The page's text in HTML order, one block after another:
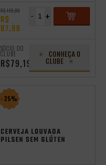
R$ 119,99
R$
87,99
+
-
SÓCIO DO
CLUBE
R$79,19
CONHEÇA O
CLUBE
- 25%
CERVEJA LOUVADA
PILSEN SEM GLÚTEN